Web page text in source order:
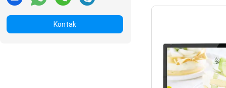
Kontak